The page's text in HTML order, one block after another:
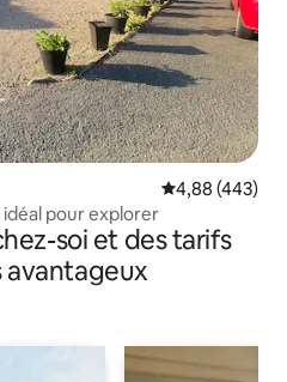
Évaluation
4,88 (443)
pour explorer
soi et des tarifs
avantageux